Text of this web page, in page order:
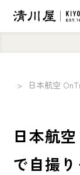
日本航
で自撮